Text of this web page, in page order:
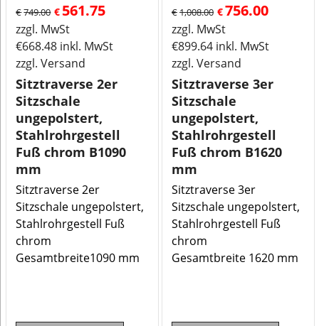
€749.00 € 561.75
zzgl. MwSt
€668.48 inkl. MwSt
zzgl. Versand
Sitztraverse 2er
Sitzschale
ungepolstert,
Stahlrohrgestell
Fuß chrom B1090
mm
Sitztraverse 2er
Sitzschale ungepolstert,
Stahlrohrgestell Fuß
chrom
Gesamtbreite1090 mm
€1,008.00 €756.00
zzgl. MwSt
€899.64 inkl. MwSt
zzgl. Versand
Sitztraverse 3er
Sitzschale
ungepolstert,
Stahlrohrgestell
Fuß chrom B1620
mm
Sitztraverse 3er
Sitzschale ungepolstert,
Stahlrohrgestell Fuß
chrom
Gesamtbreite 1620 mm